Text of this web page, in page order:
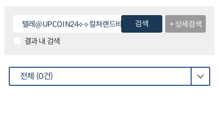
검색
+ 상세검색
결과 내 검색
전체 (0건)